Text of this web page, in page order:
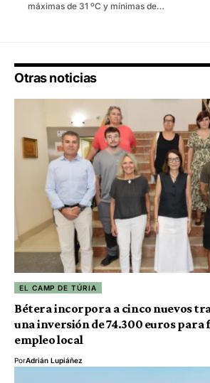
máximas de 31 ºC y mínimas de…
Otras noticias
EL CAMP DE TÚRIA
Bétera incorpora a cinco nuevos
una inversión de 74.300 euros
empleo local
PorAdrián Lupiáñez